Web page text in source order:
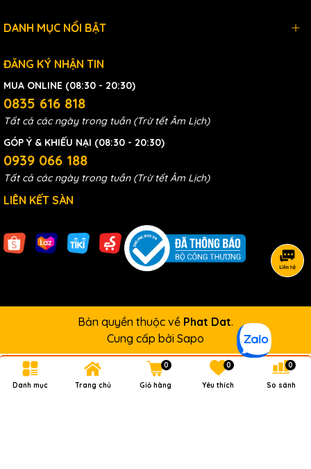
DANH MỤC NỔI BẬT
ĐĂNG KÝ NHẬN TIN
MUA ONLINE (08:30 - 20:30)
0835 616 818
Tất cả các ngày trong tuần (Trừ tết Âm Lịch)
GÓP Ý & KHIẾU NẠI (08:30 - 20:30)
0939 066 188
Tất cả các ngày trong tuần (Trừ tết Âm Lịch)
LIÊN KẾT SÀN
Bản quyền thuộc về Phat Dat.
Cung cấp bởi Sapo
Danh mục Trang chủ Giỏ hàng
0
Yêu thích
0
So sánh
0